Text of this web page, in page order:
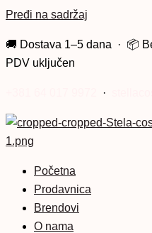
Pređi na sadržaj
🚚 Dostava 1–5 dana · 📦
PDV uključen
·
Početna
Prodavnica
Brendovi
O nama